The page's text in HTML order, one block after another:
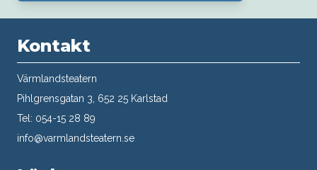
Kontakt
Värmlandsteatern
Pihlgrensgatan 3, 652 25 Karlstad
Tel: 054-15 28 89
info@varmlandsteatern.se